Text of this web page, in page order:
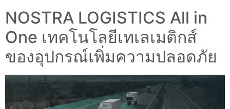
NOSTRA LOGISTICS All in
One เทคโนโลยีเทเลเมติกส์
ของอุปกรณ์เพิ่มความปลอดภัย